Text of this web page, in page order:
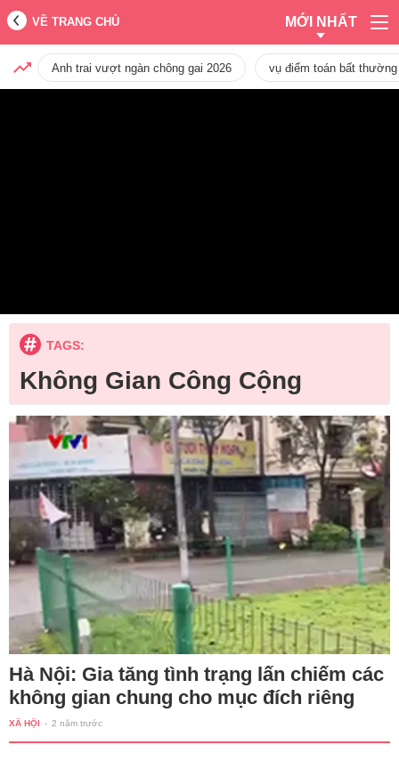
VỀ TRANG CHỦ MỚI NHẤT
Anh trai vượt ngàn chông gai 2026 vụ điểm toán bất
TAGS:
Không Gian Công Cộng
Hà Nội: Gia tăng tình trạng lấn chiếm các
không gian chung cho mục đích riêng
XÃ HỘI - 2 năm trước